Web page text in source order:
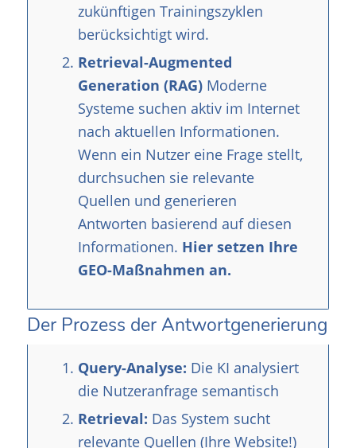
zukünftigen Trainingszyklen
berücksichtigt wird.
Retrieval-Augmented
Generation (RAG)Moderne
Systeme suchen aktiv im Internet
nach aktuellen Informationen.
Wenn ein Nutzer eine Frage stellt,
durchsuchen sie relevante
Quellen und generieren
Antworten basierend auf diesen
Informationen. Hier setzen Ihre
GEO-Maßnahmen an.
Der Prozess der Antwortgenerierung
Query-Analyse: Die KI analysiert
die Nutzeranfrage semantisch
Retrieval: Das System sucht
relevante Quellen (Ihre Website!)